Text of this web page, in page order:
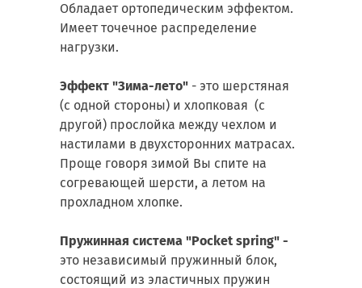
Обладает ортопедическим эффектом.
Имеет точечное распределение
нагрузки.
Эффект "Зима-лето" - это шерстяная
(с одной стороны) и хлопковая (с
другой) прослойка между чехлом и
настилами в двухсторонних матрасах.
Проще говоря зимой Вы спите на
согревающей шерсти, а летом на
прохладном хлопке.
Пружинная система "Pocket spring" -
это независимый пружинный блок,
состоящий из эластичных пружин